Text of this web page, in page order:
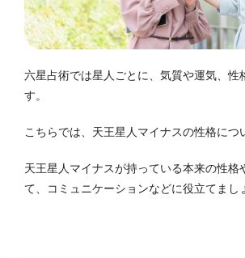
六星占術では星人ごとに、気質や運気、性
す。
こちらでは、天王星人マイナスの性格につ
天王星人マイナスが持っている本来の性格
て、コミュニケーションなどに役立てまし